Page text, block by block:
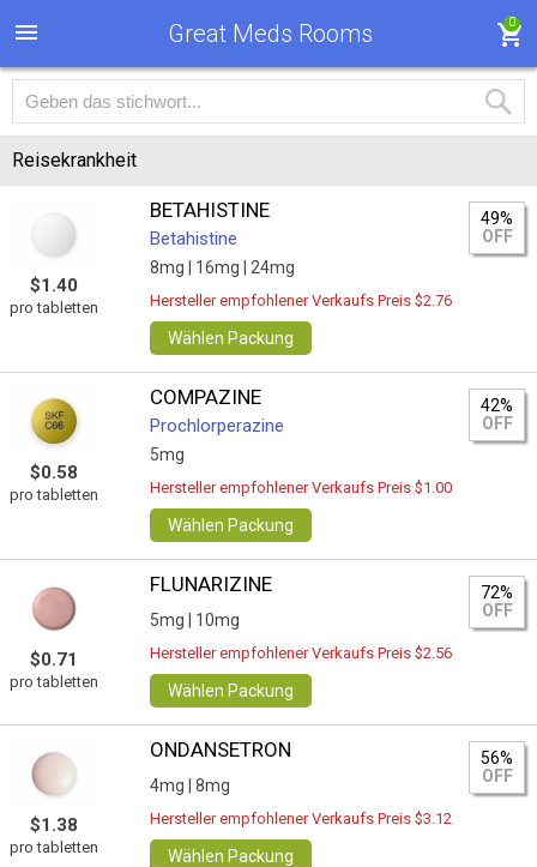
Great Meds Rooms 0
Reisekrankheit
$1.40
pro tabletten
BETAHISTINE
Betahistine
8mg | 16mg | 24mg
49%
OFF
Hersteller empfohlener Verkaufs Preis $2.76
Wählen Packung
$0.58
pro tabletten
COMPAZINE
Prochlorperazine
5mg
42%
OFF
Hersteller empfohlener Verkaufs Preis $1.00
Wählen Packung
$0.71
pro tabletten
FLUNARIZINE
5mg | 10mg
72%
OFF
Hersteller empfohlener Verkaufs Preis $2.56
Wählen Packung
$1.38
pro tabletten
ONDANSETRON
4mg | 8mg
56%
OFF
Hersteller empfohlener Verkaufs Preis $3.12
Wählen Packung